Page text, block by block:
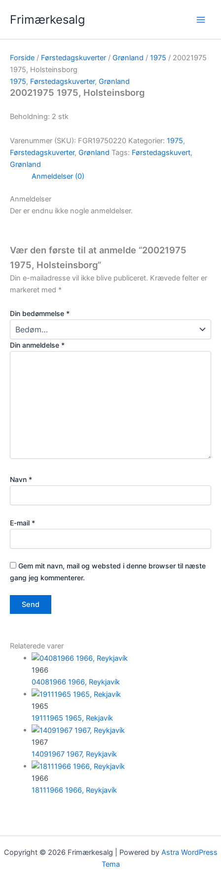
Frimærkesalg
Forside / Førstedagskuverter / Grønland / 1975 / 20021975
1975, Holsteinsborg
1975, Førstedagskuverter, Grønland
20021975 1975, Holsteinsborg
Beholdning: 2 stk
Varenummer (SKU): FGR19750220 Kategorier: 1975,
Førstedagskuverter, Grønland Tags: Førstedagskuvert,
Grønland
Anmeldelser (0)
Anmeldelser
Der er endnu ikke nogle anmeldelser.
Vær den første til at anmelde “20021975
1975, Holsteinsborg”
Din e-mailadresse vil ikke blive publiceret. Krævede felter er
markeret med *
Din bedømmelse *
Din anmeldelse *
Navn *
E-mail *
Gem mit navn, mail og websted i denne browser til næste
gang jeg kommenterer.
Relaterede varer
1966
04081966 1966, Reykjavík
1965
19111965 1965, Rekjavík
1967
14091967 1967, Reykjavík
1966
18111966 1966, Reykjavík
Copyright © 2026 Frimærkesalg | Powered by Astra WordPress
Tema